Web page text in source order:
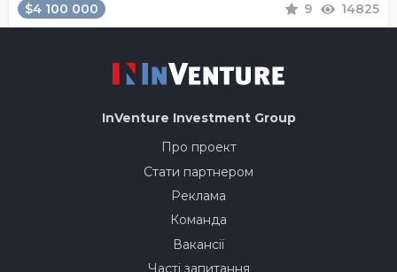
$4 100 000 9 14825
InVenture Investment Group
Про проект
Стати партнером
Реклама
Команда
Вакансії
Часті запитання